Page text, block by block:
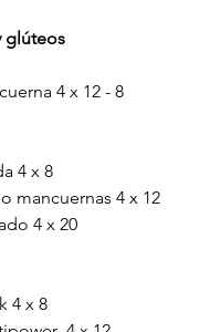
glúteos
4 x 12 - 8
4 x 8
mancuernas 4 x 12
4 x 20
4 x 8